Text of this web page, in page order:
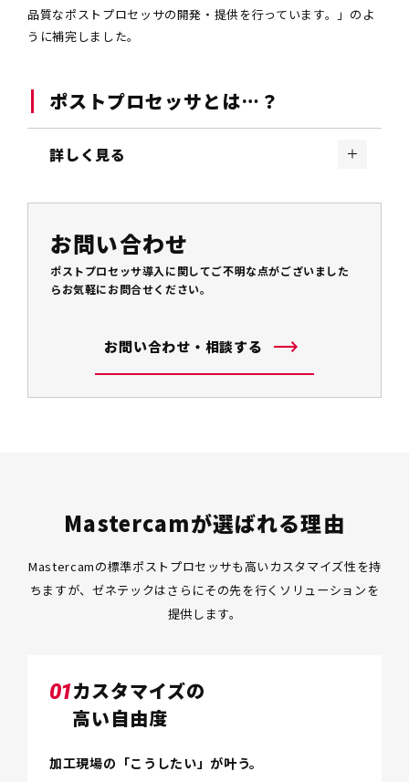
品質なポストプロセッサの開発・提供を行っています。」のよ
うに補完しました。
ポストプロセッサとは…？
詳しく見る
お問い合わせ
ポストプロセッサ導入に関してご不明な点がございました
らお気軽にお問合せください。
お問い合わせ・相談する
Mastercamが選ばれる理由
Mastercamの標準ポストプロセッサも高いカスタマイズ性を持
ちますが、ゼネテックはさらにその先を行くソリューションを
提供します。
01カスタマイズの
高い自由度
加工現場の「こうしたい」が叶う。